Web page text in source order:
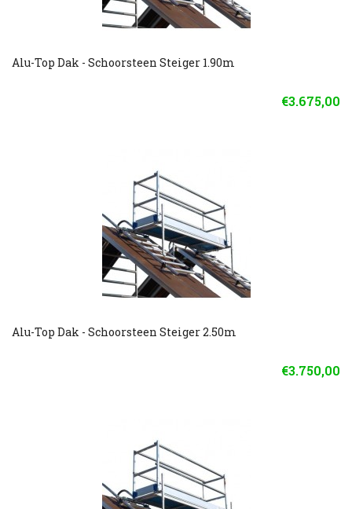
Alu-Top Dak - Schoorsteen Steiger 1.90m
€3.675,00
Alu-Top Dak - Schoorsteen Steiger 2.50m
€3.750,00